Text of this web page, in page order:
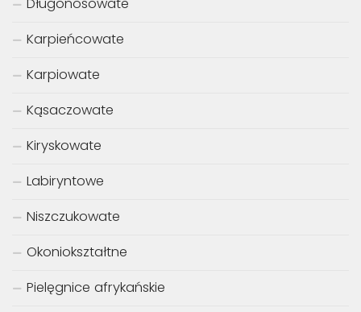
Karpieńcowate
Karpiowate
Kąsaczowate
Kiryskowate
Labiryntowe
Niszczukowate
Okoniokształtne
Pielęgnice afrykańskie